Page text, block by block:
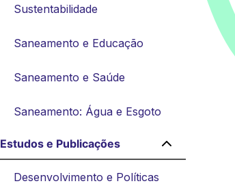
Sustentabilidade
Saneamento e Educação
Saneamento e Saúde
Saneamento: Água e Esgoto
Estudos e Publicações
Desenvolvimento e Políticas